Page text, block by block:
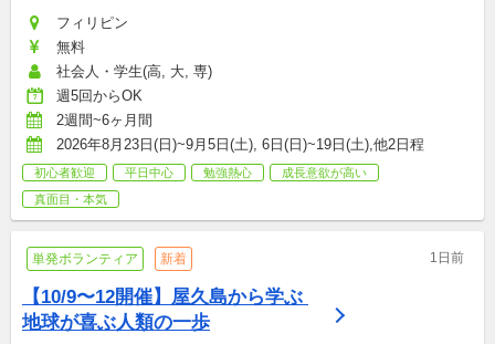
フィリピン
無料
社会人・学生(高, 大, 専)
週5回からOK
2週間~6ヶ月間
2026年8月23日(日)~9月5日(土), 6日(日)~19日(土),他2日程
初心者歓迎 平日中心 勉強熱心
成長意欲が高い
真面目・本気
単発ボランティア 新着 1日前
【10/9〜12開催】屋久島から学ぶ
地球が喜ぶ人類の一歩